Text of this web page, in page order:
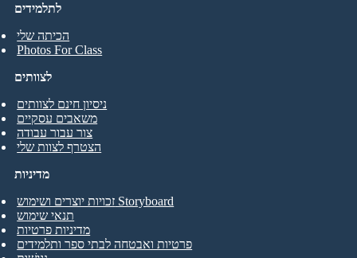
לתלמידים
הכיתה שלי
Photos For Class
לצוותים
ניסיון חינם לצוותים
משאבים עסקיים
צור עבור עבודה
הצטרף לצוות שלי
מדיניות
זכויות יוצרים ושימוש Storyboard
תנאי שימוש
מדיניות פרטיות
פרטיות ואבטחה לבתי ספר ותלמידים